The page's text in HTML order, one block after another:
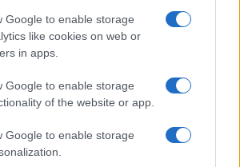
Google to enable storage
like cookies on web or
in apps.
Google to enable storage
of the website or app.
Google to enable storage
Ντουμπάι ο Σενγκέλια (pics)